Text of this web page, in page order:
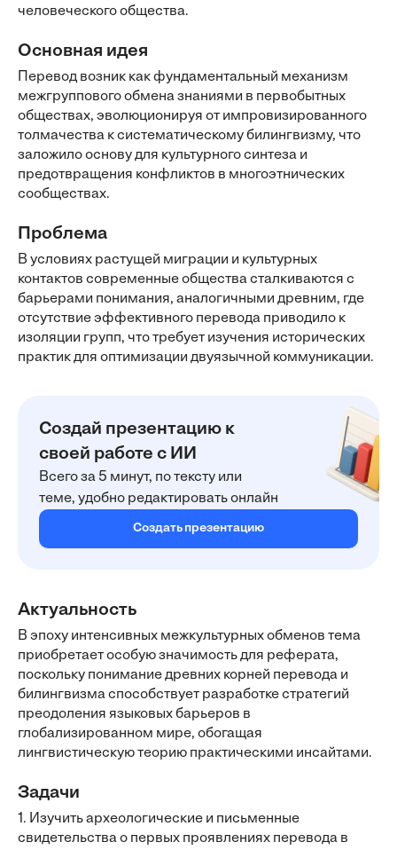
человеческого общества.
Основная идея
Перевод возник как фундаментальный механизм
межгруппового обмена знаниями в первобытных
обществах, эволюционируя от импровизированного
толмачества к систематическому билингвизму, что
заложило основу для культурного синтеза и
предотвращения конфликтов в многоэтнических
сообществах.
Проблема
В условиях растущей миграции и культурных
контактов современные общества сталкиваются с
барьерами понимания, аналогичными древним, где
отсутствие эффективного перевода приводило к
изоляции групп, что требует изучения исторических
практик для оптимизации двуязычной коммуникации.
Создай презентацию к
своей работе с ИИ
Всего за 5 минут, по тексту или
теме, удобно редактировать онлайн
Создать презентацию
Актуальность
В эпоху интенсивных межкультурных обменов тема
приобретает особую значимость для реферата,
поскольку понимание древних корней перевода и
билингвизма способствует разработке стратегий
преодоления языковых барьеров в
глобализированном мире, обогащая
лингвистическую теорию практическими инсайтами.
Задачи
1. Изучить археологические и письменные
свидетельства о первых проявлениях перевода в